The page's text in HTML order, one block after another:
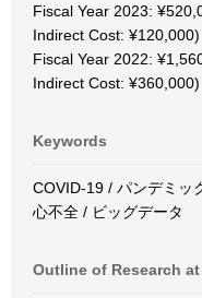
Fiscal Year 2023:
Indirect Cost: ¥120,000)
Fiscal Year 2022:
Indirect Cost: ¥360,000)
Keywords
COVID-19 / パンデミッ
心不全 / ビッグデータ
Outline of Research